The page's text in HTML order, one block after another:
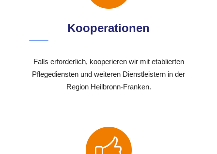
Kooperationen
Falls erforderlich, kooperieren wir mit etablierten
Pflegediensten und weiteren Dienstleistern in der
Region Heilbronn-Franken.